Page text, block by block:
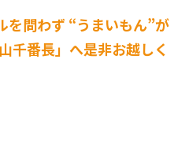
を問わず “うまいもん”が
千番長」へ是非お越しく